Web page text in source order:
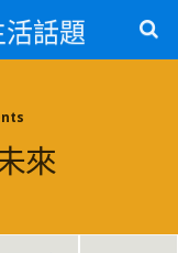
活話題
來